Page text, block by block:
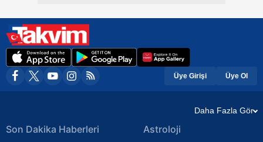
Üye Girişi Üye Ol
Daha Fazla Gör
Son Dakika Haberleri Astroloji